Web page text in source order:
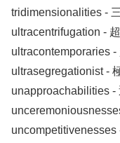
tridimensionalities ‐
ultracentrifugation ‐
ultracontemporaries ‐
ultrasegregationist ‐
unapproachabilities ‐
uncompetitivenesses